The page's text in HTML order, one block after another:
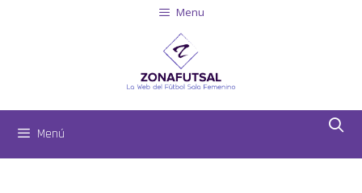
Menu
Menú